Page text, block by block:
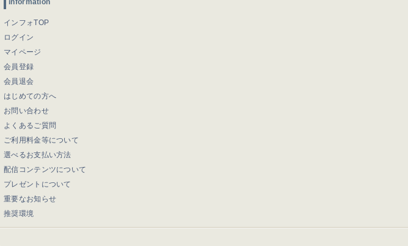
information
インフォTOP
ログイン
マイページ
会員登録
会員退会
はじめての方へ
お問い合わせ
よくあるご質問
ご利用料金等について
選べるお支払い方法
配信コンテンツについて
プレゼントについて
重要なお知らせ
推奨環境